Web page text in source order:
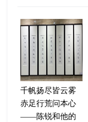
千帆扬尽皆云雾
赤足行荒问本心
——陈锐和他的